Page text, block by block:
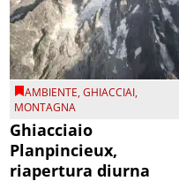
AMBIENTE,GHIACCIAI,
MONTAGNA
Ghiacciaio
Planpincieux,
riapertura diurna